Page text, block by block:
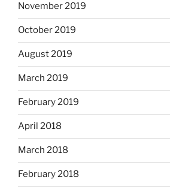
November 2019
October 2019
August 2019
March 2019
February 2019
April 2018
March 2018
February 2018